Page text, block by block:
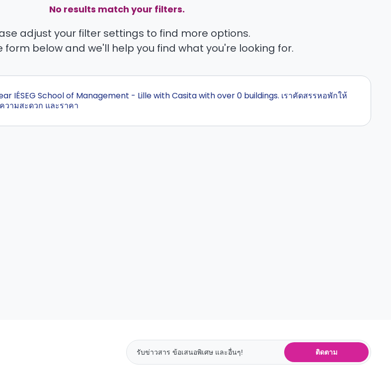
No results match your filters.
adjust your filter settings to find more options.
form below and we'll help you find what you're looking for.
IÉSEG School of Management - Lille with Casita with over 0 buildings. เราคัดสรรหอพักให้
วามสะดวก และราคา
ติดตาม